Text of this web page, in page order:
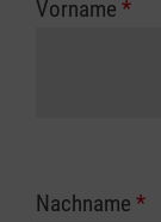
Vorname *
Nachname *